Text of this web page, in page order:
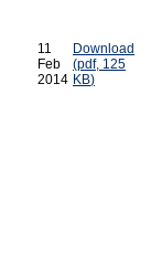
11
Feb
2014
Download
(pdf, 125
KB)